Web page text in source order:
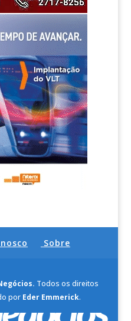
Sobre
Todos os direitos
por Eder Emmerick.